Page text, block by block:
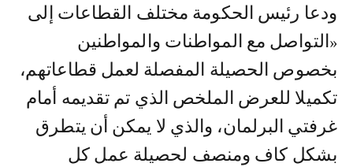
ودعا رئيس الحكومة مختلف القطاعات إلى
«التواصل مع المواطنات والمواطنين
بخصوص الحصيلة المفصلة لعمل قطاعاتهم،
تكميلا للعرض الملخص الذي تم تقديمه أمام
غرفتي البرلمان، والذي لا يمكن أن يتطرق
بشكل كاف ومنصف لحصيلة عمل كل